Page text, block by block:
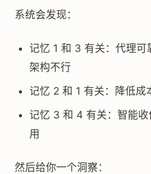
系统会发现：
记忆 1 和 3 有关：代理可
架构不行
记忆 2 和 1 有关：降低成
记忆 3 和 4 有关：智能
用
然后给你一个洞察：